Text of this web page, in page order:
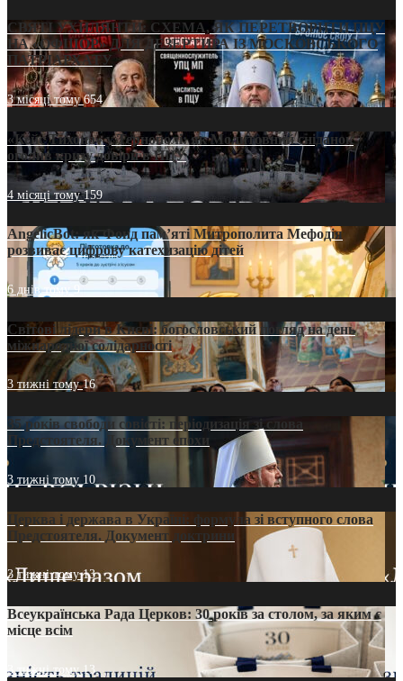
СВЯТІ УХИЛЯНТИ: СХЕМА, ЯК ПЕРЕТВОРИТИ ПЦУ
НА «ОФШОР» ДЛЯ ДЕЗЕРТИРА ІЗ МОСКОВСЬКОГО
ПАТРІАРХАТУ
3 місяці тому654
«Кейс Тихона» у Тернополі: як Молитовний сніданок
оголив кризу довіри в ПЦУ
4 місяці тому159
AngelicBot: як Фонд пам’яті Митрополита Мефодія
розвиває цифрову катехизацію дітей
6 днів тому9
Світові лідери в Києві: богословський погляд на день
міжнародної солідарності
3 тижні тому16
35 років свободи совісті: періодизація зі слова
Предстоятеля. Документ епохи
3 тижні тому 10
Церква і держава в Україні: формула зі вступного слова
Предстоятеля. Документ доктрини
3 тижні тому13
Всеукраїнська Рада Церков: 30 років за столом, за яким є
місце всім
3 тижні тому13